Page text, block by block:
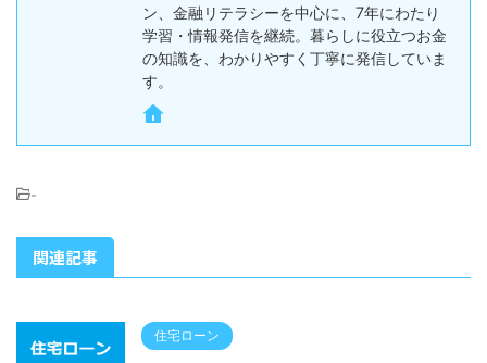
ン、金融リテラシーを中心に、7年にわたり
学習・情報発信を継続。暮らしに役立つお金
の知識を、わかりやすく丁寧に発信していま
す。
-
関連記事
住宅ローン